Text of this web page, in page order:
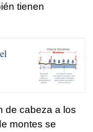
tienen
de cabeza a los
montes se